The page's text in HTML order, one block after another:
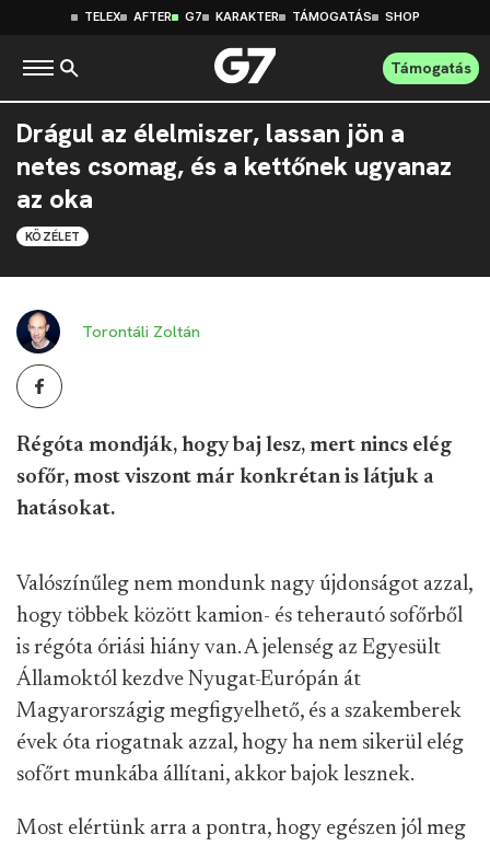
TELEX AFTER G7 KARAKTER TÁMOGATÁS SHOP
Támogatás
Drágul az élelmiszer, lassan jön a
netes csomag, és a kettőnek ugyanaz
az oka
KÖZÉLET
Torontáli Zoltán
Régóta mondják, hogy baj lesz, mert nincs elég
sofőr, most viszont már konkrétan is látjuk a
hatásokat.
Valószínűleg nem mondunk nagy újdonságot azzal,
hogy többek között kamion- és teherautó sofőrből
is régóta óriási hiány van. A jelenség az Egyesült
Államoktól kezdve Nyugat-Európán át
Magyarországig megfigyelhető, és a szakemberek
évek óta riogatnak azzal, hogy ha nem sikerül elég
sofőrt munkába állítani, akkor bajok lesznek.
Most elértünk arra a pontra, hogy egészen jól meg